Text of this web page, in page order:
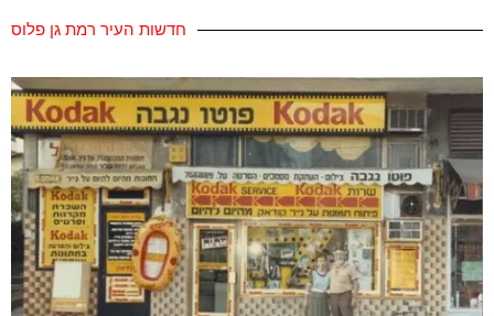
חדשות העיר רמת גן פלוס